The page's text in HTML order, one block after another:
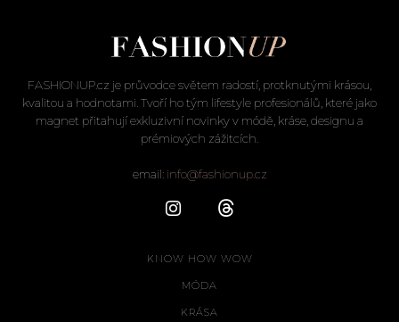
FASHIONUP.cz je průvodce světem radostí, protknutými krásou,
kvalitou a hodnotami. Tvoří ho tým lifestyle profesionálů, které jako
magnet přitahují exkluzivní novinky v módě, kráse, designu a
prémiových zážitcích.
email: info@fashionup.cz
KNOW HOW WOW
MÓDA
KRÁSA